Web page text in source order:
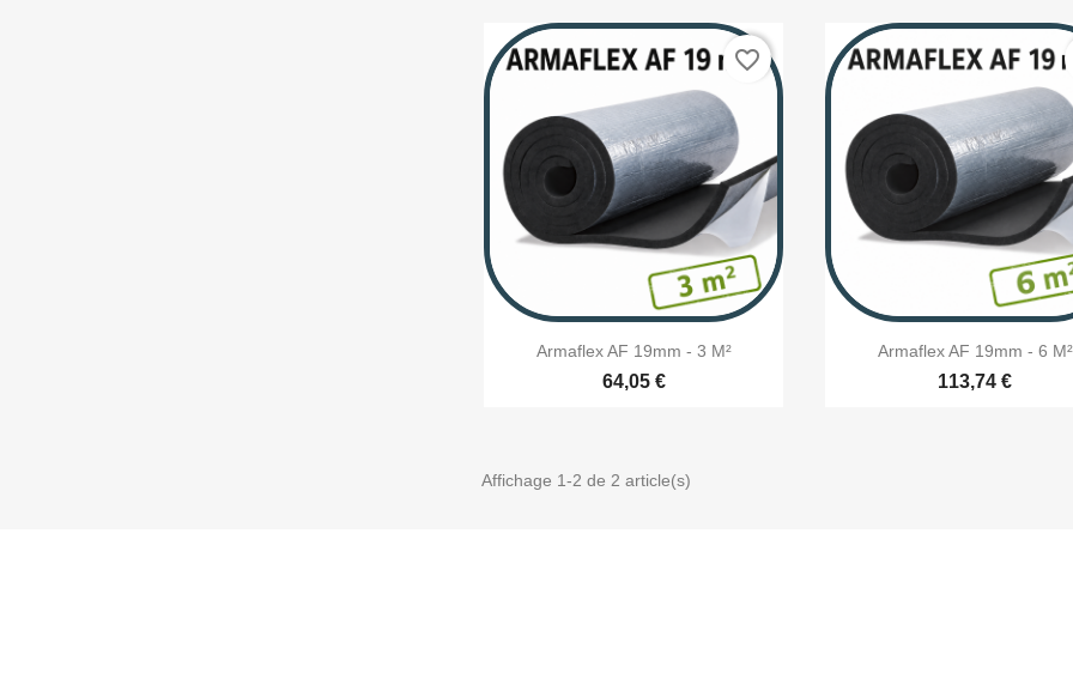
Aperçu rapide
Armaflex AF 19mm - 3 M²
64,05 €
favorite_border
Aperçu rapide
Armaflex AF 19mm - 6 M²
113,74 €
Affichage 1-2 de 2 article(s)